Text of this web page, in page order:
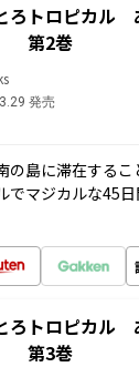
ろトロピカル
第2巻
発売
の島に滞在する
でマジカルな45
ろトロピカル
第3巻